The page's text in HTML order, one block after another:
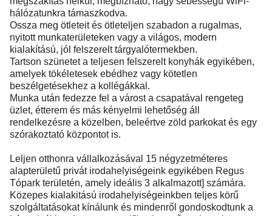
hálózatunkra támaszkodva.
Ossza meg ötleteit és ötleteljen szabadon a rugalmas,
nyitott munkaterületeken vagy a világos, modern
kialakítású, jól felszerelt tárgyalótermekben.
Tartson szünetet a teljesen felszerelt konyhák egyikében,
amelyek tökéletesek ebédhez vagy kötetlen
beszélgetésekhez a kollégákkal.
Munka után fedezze fel a várost a csapatával rengeteg
üzlet, étterem és más kényelmi lehetőség áll
rendelkezésre a közelben, beleértve zöld parkokat és egy
szórakoztató központot is.
Leljen otthonra vállalkozásával 15 négyzetméteres
alapterületű privát irodahelyiségeink egyikében Regus
Tópark területén, amely ideális 3 alkalmazott] számára.
Közepes kialakitású irodahelyiségeinkben teljes körű
szolgáltatásokat kínálunk és mindenről gondoskodtunk a